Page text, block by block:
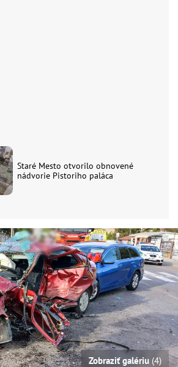
Staré Mesto otvorilo obnovené
nádvorie Pistoriho paláca
Zobraziť galériu (4)